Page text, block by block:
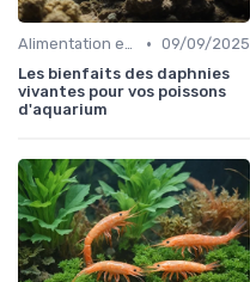
Alimentation et nutrition • 09/09/2025
Les bienfaits des daphnies
vivantes pour vos poissons
d'aquarium